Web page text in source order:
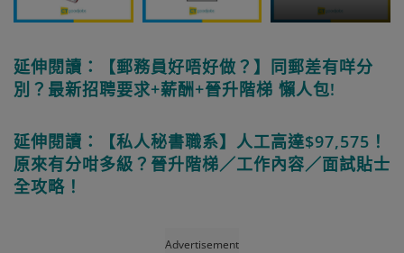
延伸閱讀：【郵務員好唔好做？】同郵差有咩分
別？最新招聘要求+薪酬+晉升階梯 懶人包!
延伸閱讀：【私人秘書職系】人工高達$97,575！
原來有分咁多級？晉升階梯／工作內容／面試貼士
全攻略！
Advertisement